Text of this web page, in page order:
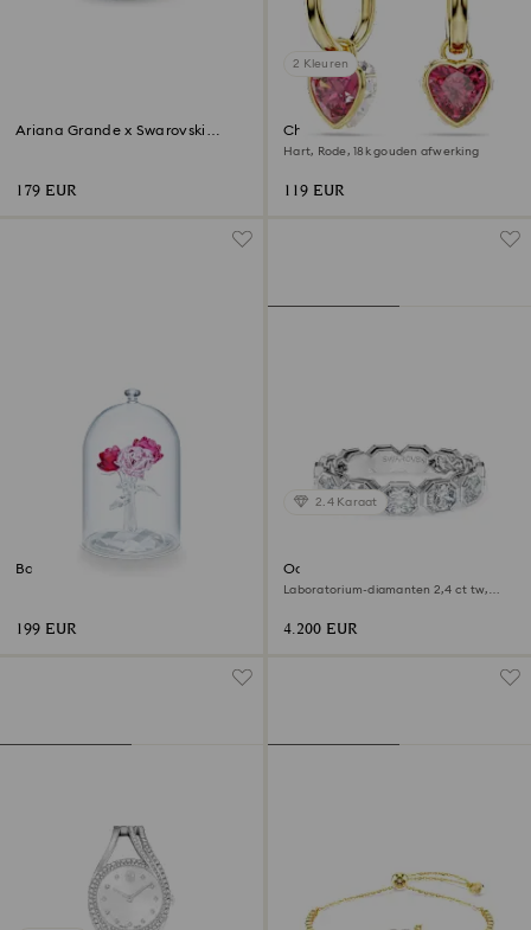
‎Ariana Grande x Swarovski
179 EUR
2 Kleuren
Chroma Oorhangers
Hart, Rode, ‎18k gouden afwerking
119 EUR
Boeket rozen
199 EUR
2.4 Karaat
Octagon bandring
Laboratorium-diamanten 2,4 ct tw,
4.200 EUR